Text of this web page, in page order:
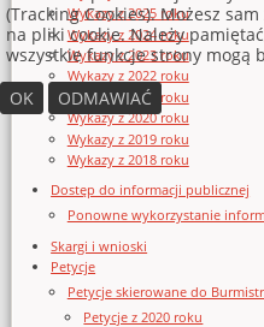
Wykazy z 2025 roku
Wykazy z 2024 roku
Wykazy z 2023 roku
Wykazy z 2022 roku
Wykazy z 2021 roku
Wykazy z 2020 roku
Wykazy z 2019 roku
Wykazy z 2018 roku
Dostęp do informacji publicznej
Ponowne wykorzystanie
Skargi i wnioski
Petycje
Petycje skierowane do
Petycje z 2020 roku
(Tracking Cookies). Możesz
na pliki cookie. Należy
wszystkie funkcje strony mogą
OK
ODMAWIAĆ